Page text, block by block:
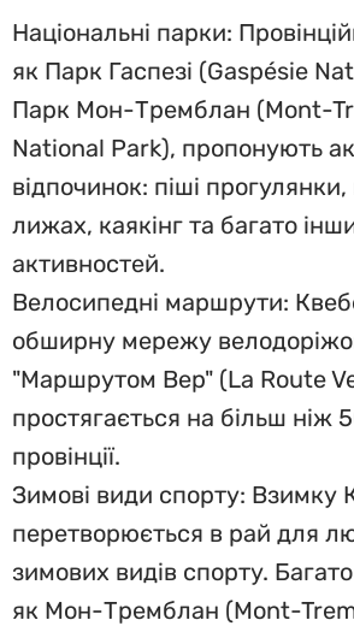
Національні парки:
як Парк Гаспезі (Gaspésie
Парк Мон-Тремблан (Mont-
National Park), пропонують
відпочинок: піші
лижах, каякінг та багато
активностей.
Велосипедні маршрути:
обширну мережу
"Маршрутом Вер" (La Route
простягається на більш ніж
провінції.
Зимові види спорту: Взимку
перетворюється в рай для
зимових видів спорту. Багато
як Мон-Тремблан (Mont-